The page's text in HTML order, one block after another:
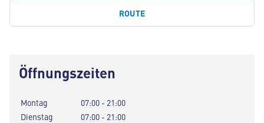
ROUTE
Öffnungszeiten
Montag
07:00 - 21:00
Dienstag
07:00 - 21:00